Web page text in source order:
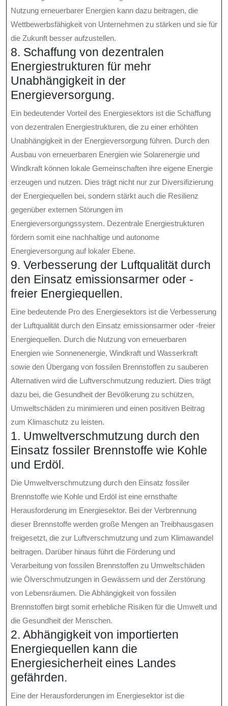
Nutzung erneuerbarer Energien kann dazu beitragen, die
Wettbewerbsfähigkeit von Unternehmen zu stärken und sie für
die Zukunft besser aufzustellen.
8. Schaffung von dezentralen
Energiestrukturen für mehr
Unabhängigkeit in der
Energieversorgung.
Ein bedeutender Vorteil des Energiesektors ist die Schaffung
von dezentralen Energiestrukturen, die zu einer erhöhten
Unabhängigkeit in der Energieversorgung führen. Durch den
Ausbau von erneuerbaren Energien wie Solarenergie und
Windkraft können lokale Gemeinschaften ihre eigene Energie
erzeugen und nutzen. Dies trägt nicht nur zur Diversifizierung
der Energiequellen bei, sondern stärkt auch die Resilienz
gegenüber externen Störungen im
Energieversorgungssystem. Dezentrale Energiestrukturen
fördern somit eine nachhaltige und autonome
Energieversorgung auf lokaler Ebene.
9. Verbesserung der Luftqualität durch
den Einsatz emissionsarmer oder -
freier Energiequellen.
Eine bedeutende Pro des Energiesektors ist die Verbesserung
der Luftqualität durch den Einsatz emissionsarmer oder -freier
Energiequellen. Durch die Nutzung von erneuerbaren
Energien wie Sonnenenergie, Windkraft und Wasserkraft
sowie den Übergang von fossilen Brennstoffen zu sauberen
Alternativen wird die Luftverschmutzung reduziert. Dies trägt
dazu bei, die Gesundheit der Bevölkerung zu schützen,
Umweltschäden zu minimieren und einen positiven Beitrag
zum Klimaschutz zu leisten.
1. Umweltverschmutzung durch den
Einsatz fossiler Brennstoffe wie Kohle
und Erdöl.
Die Umweltverschmutzung durch den Einsatz fossiler
Brennstoffe wie Kohle und Erdöl ist eine ernsthafte
Herausforderung im Energiesektor. Bei der Verbrennung
dieser Brennstoffe werden große Mengen an Treibhausgasen
freigesetzt, die zur Luftverschmutzung und zum Klimawandel
beitragen. Darüber hinaus führt die Förderung und
Verarbeitung von fossilen Brennstoffen zu Umweltschäden
wie Ölverschmutzungen in Gewässern und der Zerstörung
von Lebensräumen. Die Abhängigkeit von fossilen
Brennstoffen birgt somit erhebliche Risiken für die Umwelt und
die Gesundheit der Menschen.
2. Abhängigkeit von importierten
Energiequellen kann die
Energiesicherheit eines Landes
gefährden.
Eine der Herausforderungen im Energiesektor ist die